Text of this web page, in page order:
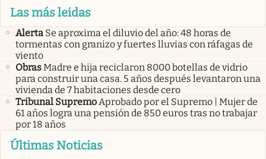
Las más leidas
Alerta Se aproxima el diluvio del año: 48 horas de
tormentas con granizo y fuertes lluvias con ráfagas de
viento
ObrasMadre e hija reciclaron 8000 botellas de vidrio
para construir una casa. 5 años después levantaron una
vivienda de 7 habitaciones desde cero
Tribunal SupremoAprobado por el Supremo | Mujer de
61 años logra una pensión de 850 euros tras no trabajar
por 18 años
Últimas Noticias